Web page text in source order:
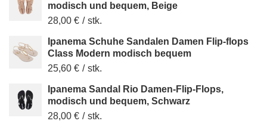
modisch und bequem, Beige
28,00 € / stk.
Ipanema Schuhe Sandalen Damen Flip-flops
Class Modern modisch bequem
25,60 € / stk.
Ipanema Sandal Rio Damen-Flip-Flops,
modisch und bequem, Schwarz
28,00 € / stk.